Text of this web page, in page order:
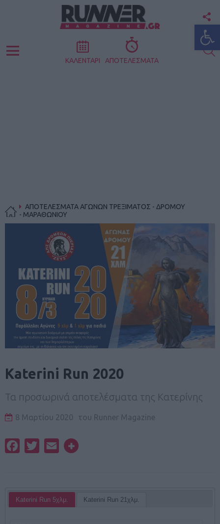
Menu ΚΑΛΕΝΤΑΡΙ ΑΠΟΤΕΛΕΣΜΑΤΑ
ΑΠΟΤΕΛΕΣΜΑΤΑ ΑΓΩΝΩΝ ΤΡΕΞΙΜΑΤΟΣ - ΔΡΟΜΟΥ
- ΜΑΡΑΘΩΝΙΟΥ
Katerini Run 2020
Τα προσωρινά αποτελέσματα της Κατερίνης
8 Μαρτίου 2020 του Runner Magazine
FacebookTwitterEmail
Katerini Run 5χλμ. Katerini Run 21χλμ.